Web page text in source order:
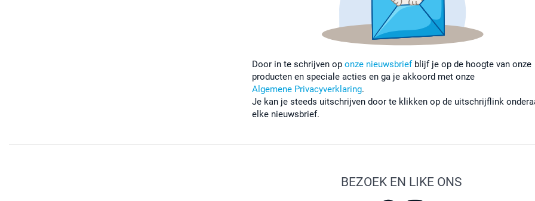
Door in te schrijven op onze nieuwsbriefblijf je op de hoogte van onze
producten en speciale acties en ga je akkoord met onze
Algemene Privacyverklaring.
Je kan je steeds uitschrijven door te klikken op de uitschrijflink
elke nieuwsbrief.
BEZOEK EN LIKE ONS